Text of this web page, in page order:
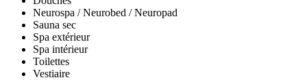
Neurospa / Neurobed / Neuropad
Sauna sec
Spa extérieur
Spa intérieur
Toilettes
Vestiaire